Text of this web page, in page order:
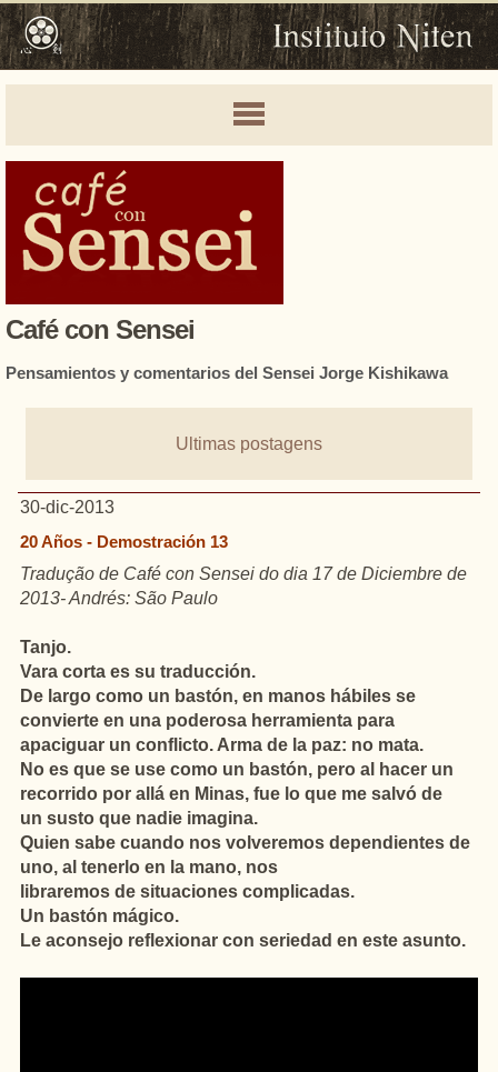
Café con Sensei
Pensamientos y comentarios del Sensei Jorge Kishikawa
Ultimas postagens
30-dic-2013
20 Años - Demostración 13
Tradução de Café con Sensei do dia 17 de Diciembre de
2013- Andrés: São Paulo
Tanjo.
Vara corta es su traducción.
De largo como un bastón, en manos hábiles se
convierte en una poderosa herramienta para
apaciguar un conflicto. Arma de la paz: no mata.
No es que se use como un bastón, pero al hacer un
recorrido por allá en Minas, fue lo que me salvó de
un susto que nadie imagina.
Quien sabe cuando nos volveremos dependientes de
uno, al tenerlo en la mano, nos
libraremos de situaciones complicadas.
Un bastón mágico.
Le aconsejo reflexionar con seriedad en este asunto.